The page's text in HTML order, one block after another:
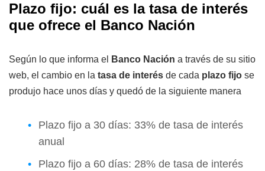
Plazo fijo: cuál es la tasa de interés
que ofrece el Banco Nación
Según lo que informa el Banco Nación a través de su sitio
web, el cambio en la tasa de interés de cada plazo fijo se
produjo hace unos días y quedó de la siguiente manera
Plazo fijo a 30 días: 33% de tasa de interés
anual
Plazo fijo a 60 días: 28% de tasa de interés